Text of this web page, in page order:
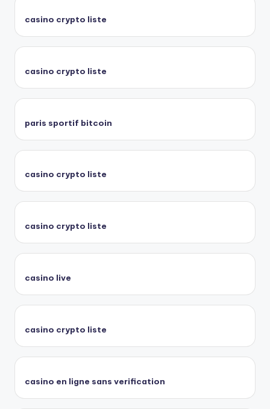
casino crypto liste
casino crypto liste
paris sportif bitcoin
casino crypto liste
casino crypto liste
casino live
casino crypto liste
casino en ligne sans verification